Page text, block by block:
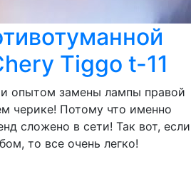
Tiggo t-11
опытом замены лампы правой
черике! Потому что именно
сложено в сети! Так вот, если
то все очень легко!